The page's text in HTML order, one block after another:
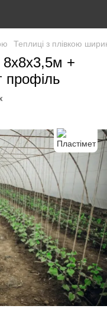
Теплиці з плівкою
8х8х3,5м +
профіль